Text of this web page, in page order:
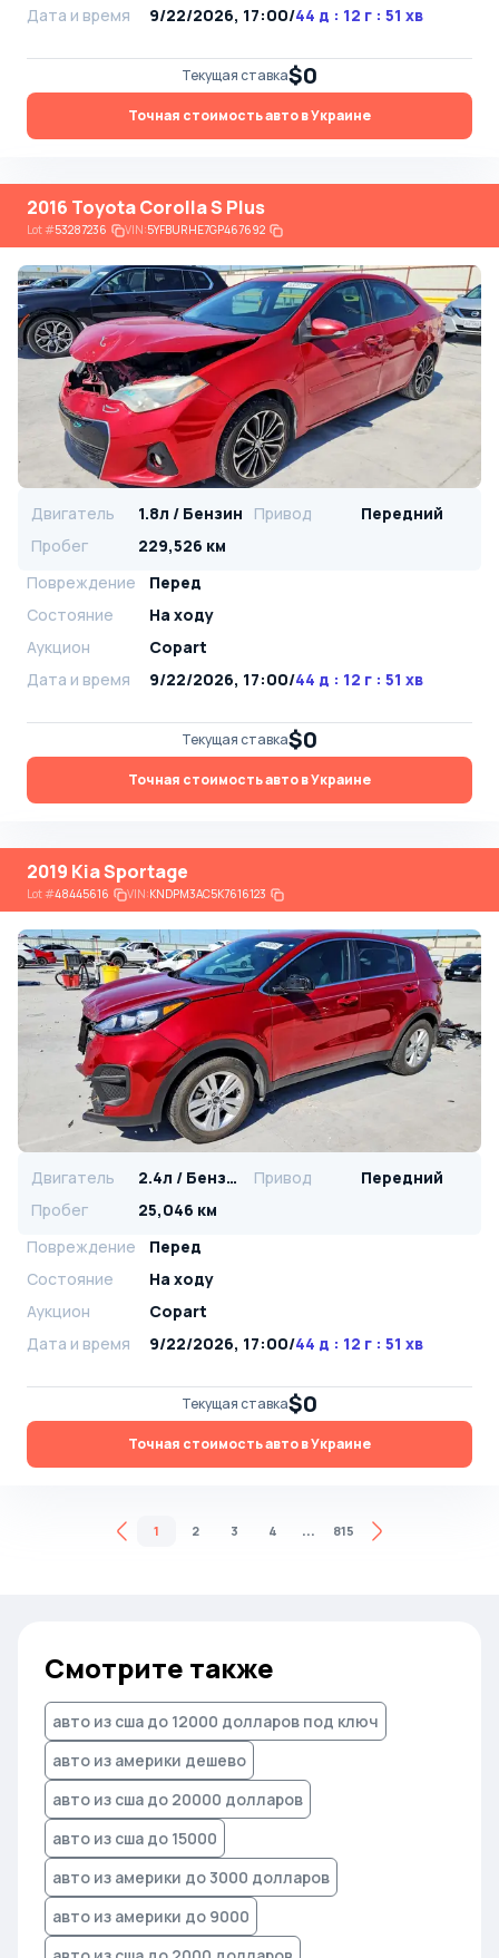
Дата и время
9/22/2026, 17:00/44 д : 12 г : 51 хв
Текущая ставка$0
Точная стоимость авто в Украине
2016 Toyota Corolla S Plus
Lot#53287236 VIN:5YFBURHE7GP467692
Двигатель 1.8л / Бензин Привод
Передний
Пробег
229,526 км
Повреждение
Перед
Состояние
На ходу
Аукцион
Copart
Дата и время
9/22/2026, 17:00/44 д : 12 г : 51 хв
Текущая ставка$0
Точная стоимость авто в Украине
2019 Kia Sportage
Lot#48445616 VIN:KNDPM3AC5K7616123
Двигатель 2.4л / Бензин Привод
Передний
Пробег
25,046 км
Повреждение
Перед
Состояние
На ходу
Аукцион
Copart
Дата и время
9/22/2026, 17:00/44 д : 12 г : 51 хв
Текущая ставка$0
Точная стоимость авто в Украине
1 2 3 4 ... 815
Смотрите также
авто из сша до 12000 долларов под ключ
авто из америки дешево
авто из сша до 20000 долларов
авто из сша до 15000
авто из америки до 3000 долларов
авто из америки до 9000